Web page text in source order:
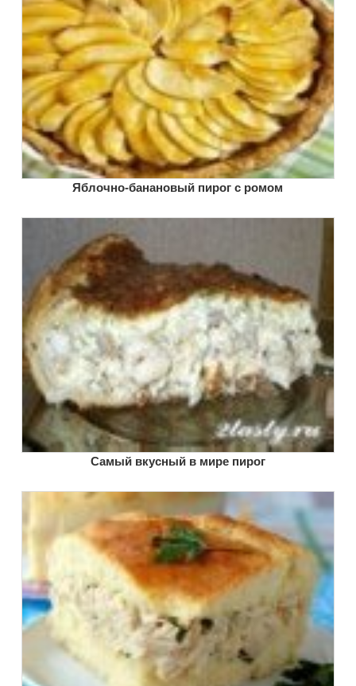
Яблочно-банановый пирог с ромом
Самый вкусный в мире пирог